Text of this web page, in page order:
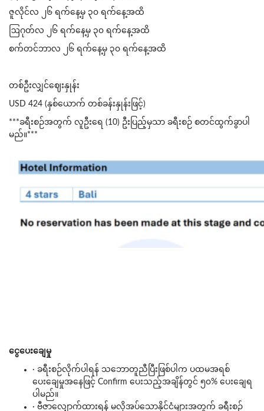
ဇူလိုင်လ ၂၆ ရက်နေ့မှ ၃၀ ရက်နေ့အထိ
ဩဂုတ်လ ၂၆ ရက်နေ့မှ ၃၀ ရက်နေ့အထိ
စက်တင်ဘာလ ၂၆ ရက်နေ့မှ ၃၀ ရက်နေ့အထိ
တစ်ဦးလျှင်ဈေးနှုန်း
USD 424 (နှစ်ယောက် တစ်ခန်းနှုန်းဖြင့်)
***ခရီးစဉ်အတွက် လူဦးရေ (10) ဦးပြည့်မှသာ ခရီးစဉ် စတင်ထွက်ခွာပါ
မည်။***
ငွေပေးချေမှု
· ခရီးစဉ်လိုက်ပါရန် သဘောတူညီပြီးဖြစ်ပါက ပထမအရစ်
ပေးချေမှုအနေဖြင့် Confirm ပေးသည့်အချိန်တွင် ၅၀% ပေးချေရ
ပါမည်။
· ဗီဇာလျှောက်ထားရန် မလိုအပ်သောနိုင်ငံများအတွက် ခရီးစဉ်